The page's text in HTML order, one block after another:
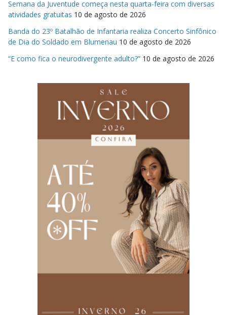
Semana da Juventude começa nesta quarta-feira com diversas
atividades gratuitas 10 de agosto de 2026
Banda do 23º Batalhão de Infantaria realiza Concerto Sinfônico
de Dia do Soldado em Blumenau 10 de agosto de 2026
“E como fica o neurodivergente adulto?” 10 de agosto de 2026